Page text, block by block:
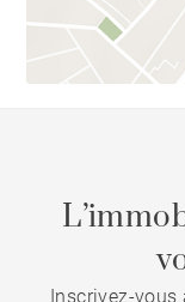
Inscrivez-